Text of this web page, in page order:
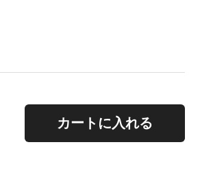
カートに入れる